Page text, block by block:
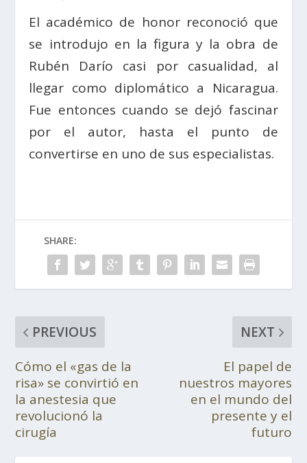
El académico de honor reconoció que
se introdujo en la figura y la obra de
Rubén Darío casi por casualidad, al
llegar como diplomático a Nicaragua.
Fue entonces cuando se dejó fascinar
por el autor, hasta el punto de
convertirse en uno de sus especialistas.
SHARE:
PREVIOUS
Cómo el «gas de la
risa» se convirtió en
la anestesia que
revolucionó la
cirugía
NEXT
El papel de
nuestros mayores
en el mundo del
presente y el
futuro